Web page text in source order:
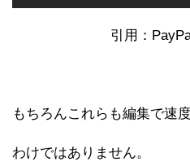
引用：
もちろんこれらも編集で速
わけではありません。